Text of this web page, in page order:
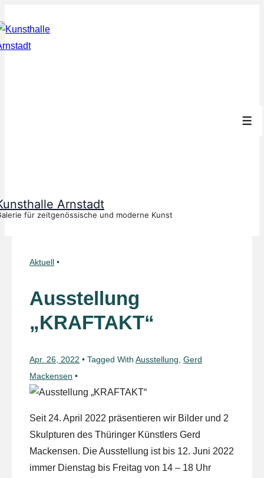
Zum
Inhalt
Arnstadt
für zeitgenössische und moderne Kunst
Aktuell
Ausstellung
„KRAFTAKT“
Apr. 26, 2022 Tagged With Ausstellung Gerd
Mackensen
Seit 24. April 2022 präsentieren wir Bilder und 2
Skulpturen des Thüringer Künstlers Gerd
Mackensen. Die Ausstellung ist bis 12. Juni 2022
immer Dienstag bis Freitag von 14 – 18 Uhr